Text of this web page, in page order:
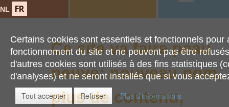
NL FR
Certains cookies sont essentiels et fonctionnels pour
fonctionnement du site et ne peuvent pas être
d'autres cookies sont utilisés à des fins statistiques
d'analyses) et ne seront installés que si vous
Tout accepter
Refuser Plus d'informations
Ce site va faire peau
neuve: nouveau nom,
plus de contenu,